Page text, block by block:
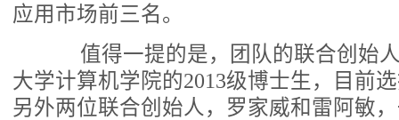
应用市场前三名。
值得一提的是，团队的联合创始人
大学计算机学院的2013级博士生，目前
另外两位联合创始人，罗家威和雷阿敏